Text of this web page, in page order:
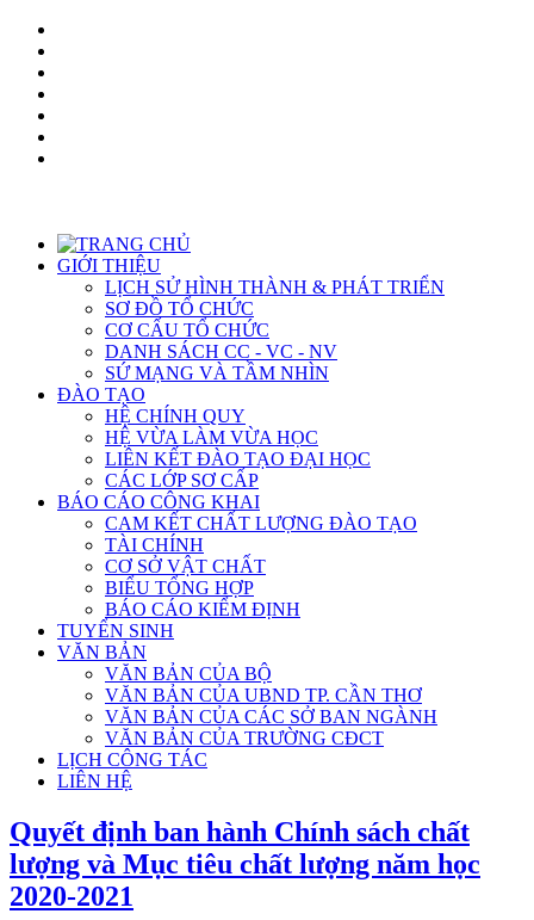
GIỚI THIỆU
LỊCH SỬ HÌNH THÀNH & PHÁT TRIỂN
SƠ ĐỒ TỔ CHỨC
CƠ CẤU TỔ CHỨC
DANH SÁCH CC - VC - NV
SỨ MẠNG VÀ TẦM NHÌN
ĐÀO TẠO
HỆ CHÍNH QUY
HỆ VỪA LÀM VỪA HỌC
LIÊN KẾT ĐÀO TẠO ĐẠI HỌC
CÁC LỚP SƠ CẤP
BÁO CÁO CÔNG KHAI
CAM KẾT CHẤT LƯỢNG ĐÀO TẠO
TÀI CHÍNH
CƠ SỞ VẬT CHẤT
BIỂU TỔNG HỢP
BÁO CÁO KIỂM ĐỊNH
TUYỂN SINH
VĂN BẢN
VĂN BẢN CỦA BỘ
VĂN BẢN CỦA UBND TP. CẦN THƠ
VĂN BẢN CỦA CÁC SỞ BAN NGÀNH
VĂN BẢN CỦA TRƯỜNG CĐCT
LỊCH CÔNG TÁC
LIÊN HỆ
Quyết định ban hành Chính sách chất
lượng và Mục tiêu chất lượng năm học
2020-2021